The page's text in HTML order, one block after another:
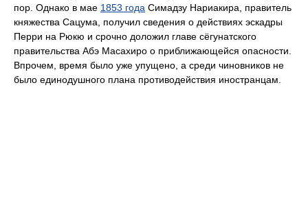
пор. Однако в мае 1853 года Симадзу Нариакира, правитель
княжества Сацума, получил сведения о действиях эскадры
Перри на Рюкю и срочно доложил главе сёгунатского
правительства Абэ Масахиро о приближающейся опасности.
Впрочем, время было уже упущено, а среди чиновников не
было единодушного плана противодействия иностранцам.